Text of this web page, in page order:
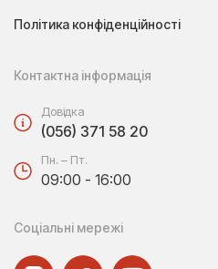
Політика конфіденційності
Контактна інформація
Довідка
(056) 371 58 20
Пн. – Пт.
09:00 - 16:00
Соціальні мережі